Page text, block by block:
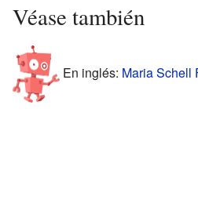
Véase también
En inglés: Maria Schell